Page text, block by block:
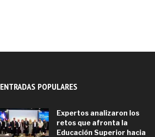
ENTRADAS POPULARES
Expertos analizaron los
retos que afronta la
Educación Superior hacia